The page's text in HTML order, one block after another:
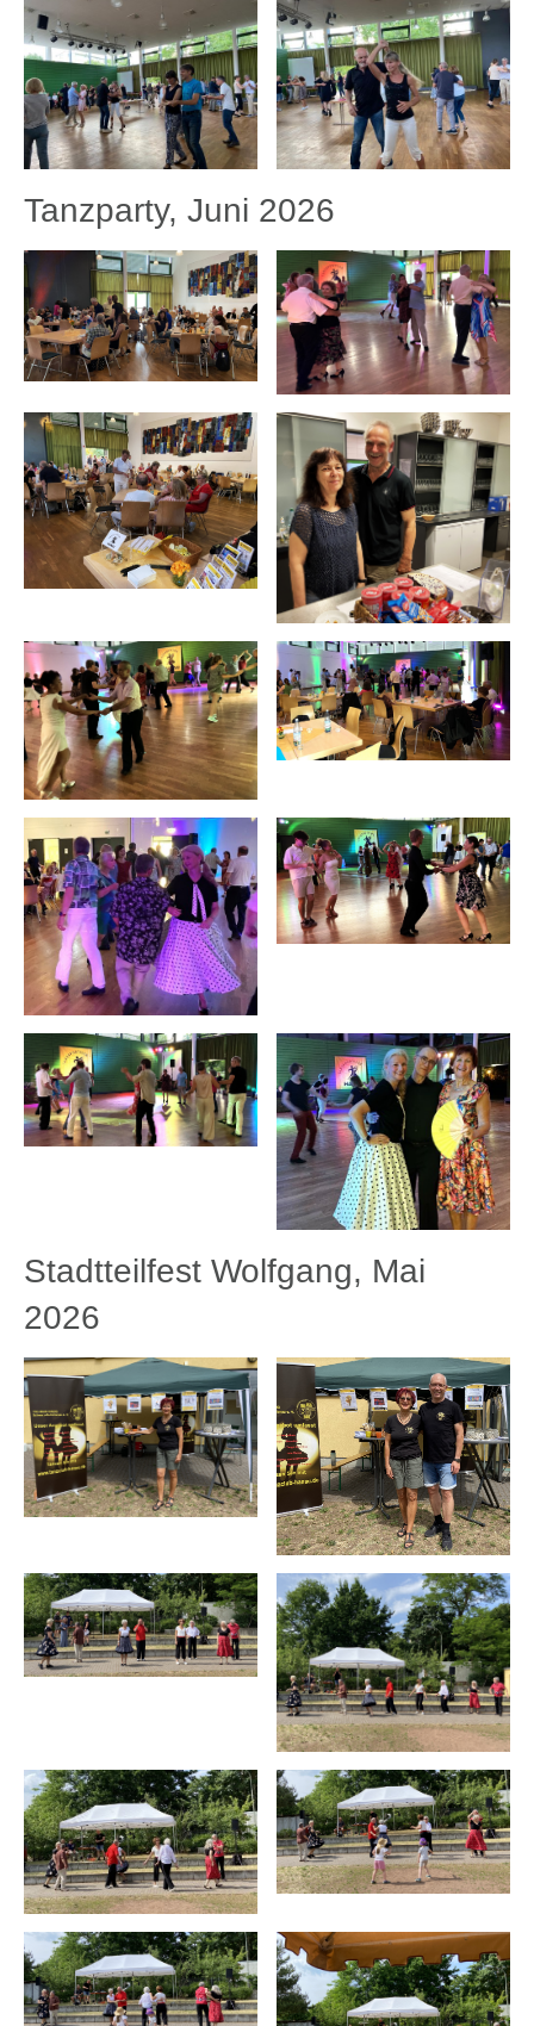
Tanzparty, Juni 2026
Stadtteilfest Wolfgang, Mai
2026